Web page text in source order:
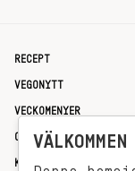
RECEPT
VEGONYTT
VECKOMENYER
OM OSS
KONTAKT